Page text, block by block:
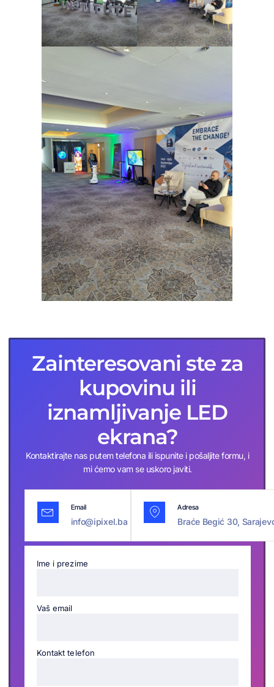
Zainteresovani ste za
kupovinu ili
iznamljivanje LED
ekrana?
Kontaktirajte nas putem telefona ili ispunite i pošaljite formu, i
mi ćemo vam se uskoro javiti.
Email
info@ipixel.ba
Adresa
Braće Begić 30,
Ime i prezime
Vaš email
Kontakt telefon